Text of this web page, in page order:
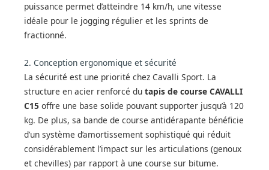
puissance permet d’atteindre 14 km/h, une vitesse
idéale pour le jogging régulier et les sprints de
fractionné.
2. Conception ergonomique et sécurité
La sécurité est une priorité chez Cavalli Sport. La
structure en acier renforcé du tapis de course CAVALLI
C15 offre une base solide pouvant supporter jusqu’à 120
kg. De plus, sa bande de course antidérapante bénéficie
d’un système d’amortissement sophistiqué qui réduit
considérablement l’impact sur les articulations (genoux
et chevilles) par rapport à une course sur bitume.